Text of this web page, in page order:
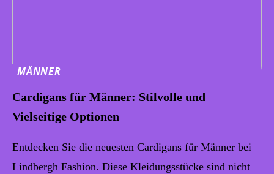
MÄNNER
Cardigans für Männer: Stilvolle und
Vielseitige Optionen
Entdecken Sie die neuesten Cardigans für Männer bei
Lindbergh Fashion. Diese Kleidungsstücke sind nicht